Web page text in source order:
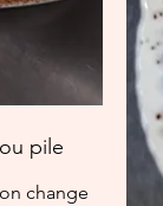
pile
change